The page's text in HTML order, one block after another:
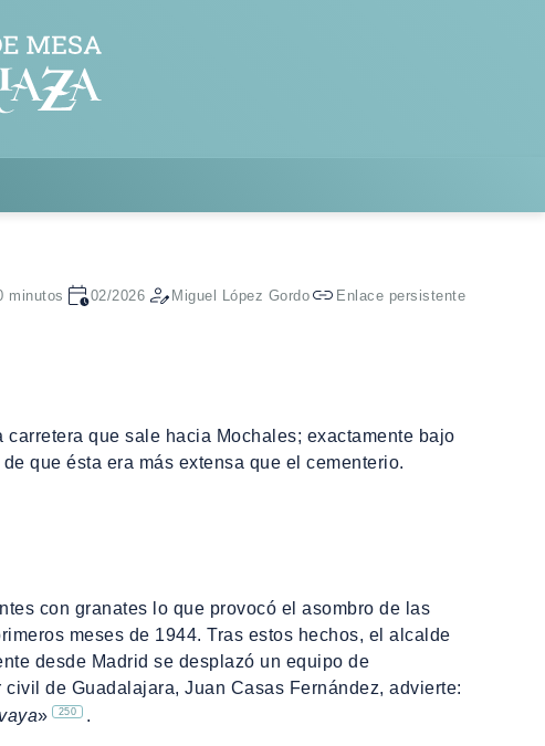
minutos 02/2026 Miguel López Gordo Enlace persistente
que sale hacia Mochales; exactamente bajo
que ésta era más extensa que el cementerio.
con granates lo que provocó el asombro de las
meses de 1944. Tras estos hechos, el alcalde
desde Madrid se desplazó un equipo de
de Guadalajara, Juan Casas Fernández, advierte:
» 250 .